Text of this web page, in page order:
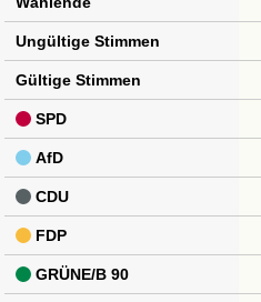
Ungültige Stimmen
Gültige Stimmen
SPD
AfD
CDU
FDP
GRÜNE/B 90